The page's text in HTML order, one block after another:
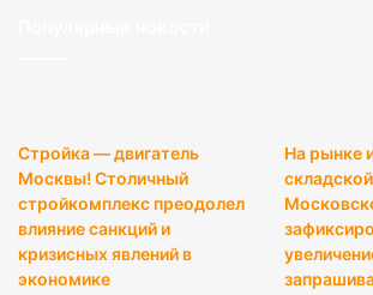
Стройка — двигатель
Москвы! Столичный
стройкомплекс преодолел
влияние санкций и
кризисных явлений в
экономике
На рынке